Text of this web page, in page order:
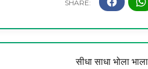
सीधा साधा भोला